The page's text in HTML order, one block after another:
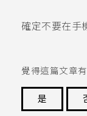
確定不要在手
覺得這篇文章
是